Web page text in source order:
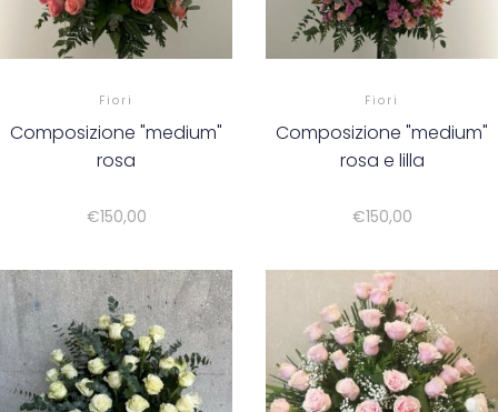
Fiori
Composizione "medium"
rosa
€150,00
Fiori
Composizione "medium"
rosa e lilla
€150,00